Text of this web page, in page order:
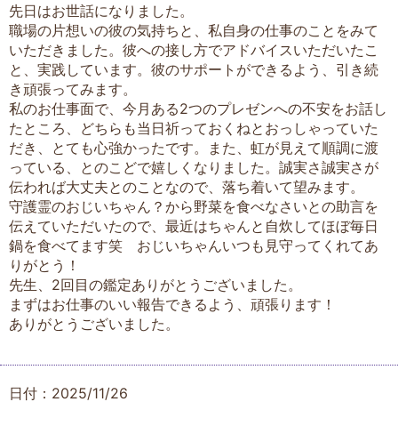
先日はお世話になりました。
職場の片想いの彼の気持ちと、私自身の仕事のことをみて
いただきました。彼への接し方でアドバイスいただいたこ
と、実践しています。彼のサポートができるよう、引き続
き頑張ってみます。
私のお仕事面で、今月ある2つのプレゼンへの不安をお話し
たところ、どちらも当日祈っておくねとおっしゃっていた
だき、とても心強かったです。また、虹が見えて順調に渡
っている、とのこどで嬉しくなりました。誠実さ誠実さが
伝われば大丈夫とのことなので、落ち着いて望みます。
守護霊のおじいちゃん？から野菜を食べなさいとの助言を
伝えていただいたので、最近はちゃんと自炊してほぼ毎日
鍋を食べてます笑 おじいちゃんいつも見守ってくれてあ
りがとう！
先生、2回目の鑑定ありがとうございました。
まずはお仕事のいい報告できるよう、頑張ります！
ありがとうございました。
日付：2025/11/26